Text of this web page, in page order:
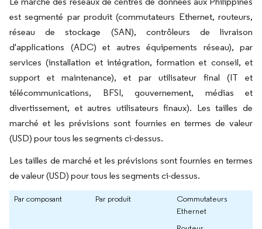
est segmenté par produit (commutateurs Ethernet, routeurs,
réseau de stockage (SAN), contrôleurs de livraison
d'applications (ADC) et autres équipements réseau), par
services (installation et intégration, formation et conseil, et
support et maintenance), et par utilisateur final (IT et
télécommunications, BFSI, gouvernement, médias et
divertissement, et autres utilisateurs finaux). Les tailles de
marché et les prévisions sont fournies en termes de valeur
(USD) pour tous les segments ci-dessus.
Les tailles de marché et les prévisions sont fournies en termes
de valeur (USD) pour tous les segments ci-dessus.
Par composant Par produit
Commutateurs
Ethernet